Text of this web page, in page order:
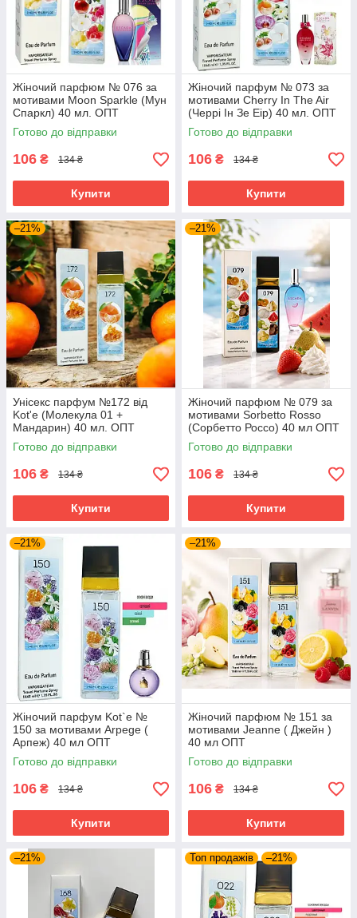
Жіночий парфюм № 076 за
мотивами Moon Sparkle (Мун
Спаркл) 40 мл. ОПТ
Готово до відправки
106 ₴ 134 ₴
Купити
Жіночий парфум № 073 за
мотивами Cherry In The Air
(Черрі Ін Зе Еір) 40 мл. ОПТ
Готово до відправки
106 ₴ 134 ₴
Купити
–21%
Унісекс парфум №172 від
Kot'e (Молекула 01 +
Мандарин) 40 мл. ОПТ
Готово до відправки
106 ₴ 134 ₴
Купити
–21%
Жіночий парфюм № 079 за
мотивами Sorbetto Rosso
(Сорбетто Россо) 40 мл ОПТ
Готово до відправки
106 ₴ 134 ₴
Купити
–21%
Жіночий парфум Kot`e №
150 за мотивами Arpege (
Арпеж) 40 мл ОПТ
Готово до відправки
106 ₴ 134 ₴
Купити
–21%
Жіночий парфюм № 151 за
мотивами Jeanne ( Джейн )
40 мл ОПТ
Готово до відправки
106 ₴ 134 ₴
Купити
–21% Топ продажів –21%